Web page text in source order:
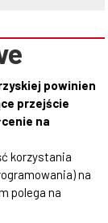
powinien
przejście
na
korzystania
na
polega na